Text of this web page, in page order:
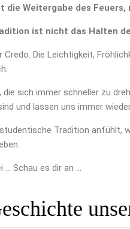
die Weitergabe des Feuers,
ist nicht das Halten
Credo. Die Leichtigkeit,
die sich immer schneller zu
und lassen uns immer
Tradition anfühlt,
… Schau es dir an …